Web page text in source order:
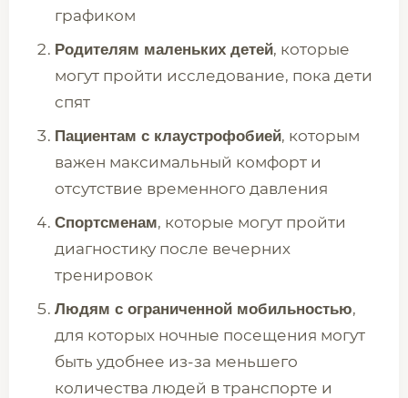
графиком
Родителям маленьких детей, которые
могут пройти исследование, пока дети
спят
Пациентам с клаустрофобией, которым
важен максимальный комфорт и
отсутствие временного давления
Спортсменам, которые могут пройти
диагностику после вечерних
тренировок
Людям с ограниченной мобильностью,
для которых ночные посещения могут
быть удобнее из-за меньшего
количества людей в транспорте и